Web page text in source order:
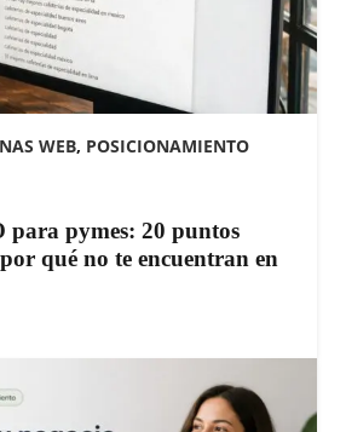
WEB, POSICIONAMIENTO
para pymes: 20 puntos
qué no te encuentran en